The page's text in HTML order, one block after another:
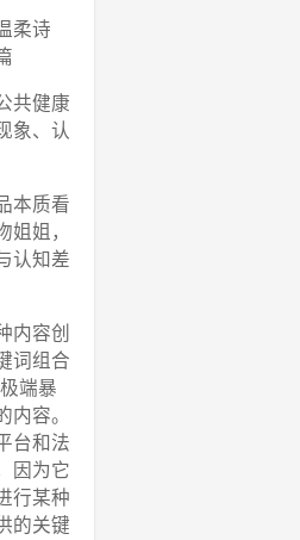
柔诗
共健康
象、认
本质看
姐姐，
认知差
内容创
词组合
端暴
内容。
台和法
因为它
行某种
的关键